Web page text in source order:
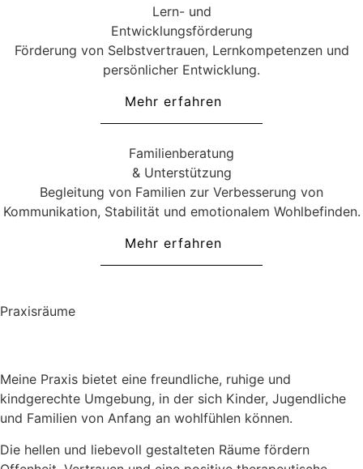
Lern- und
Entwicklungsförderung
Förderung von Selbstvertrauen, Lernkompetenzen und
persönlicher Entwicklung.
Mehr erfahren
Familienberatung
& Unterstützung
Begleitung von Familien zur Verbesserung von
Kommunikation, Stabilität und emotionalem Wohlbefinden.
Mehr erfahren
Praxisräume
Meine Praxis bietet eine freundliche, ruhige und
kindgerechte Umgebung, in der sich Kinder, Jugendliche
und Familien von Anfang an wohlfühlen können.
Die hellen und liebevoll gestalteten Räume fördern